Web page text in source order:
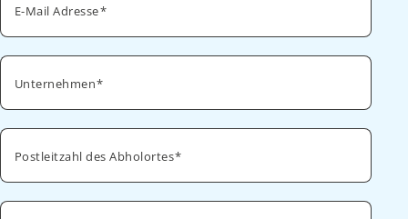
E-Mail Adresse
Unternehmen
Postleitzahl des Abholortes